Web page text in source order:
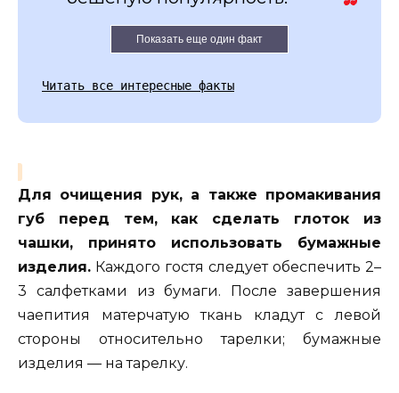
Показать еще один факт
Читать все интересные факты
Для очищения рук, а также промакивания
губ перед тем, как сделать глоток из
чашки, принято использовать бумажные
изделия. Каждого гостя следует обеспечить 2–
3 салфетками из бумаги. После завершения
чаепития матерчатую ткань кладут с левой
стороны относительно тарелки; бумажные
изделия — на тарелку.